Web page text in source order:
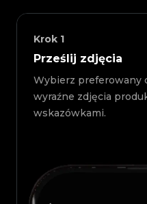
Krok 1
Prześlij zdjęcia
Wybierz preferowany
wyraźne zdjęcia
wskazówkami.